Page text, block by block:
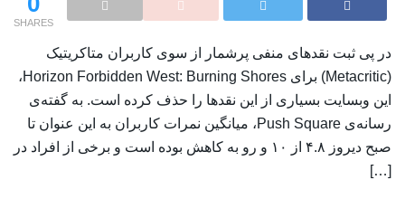
SHARES
در پی ثبت نقدهای منفی پرشمار از سوی کاربران متاکریتیک
(Metacritic) برای Horizon Forbidden West: Burning Shores،
این وبسایت بسیاری از این نقدها را حذف کرده است. به گفته‌ی
رسانه‌ی Push Square، میانگین نمرات کاربران به این عنوان تا
صبح دیروز ۴.۸ از ۱۰ و رو به کاهش بوده است و برخی از افراد در
[…]